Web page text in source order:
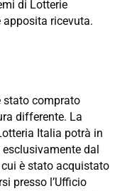
di Lotterie
ricevuta.
stato comprato
differente. La
Italia potrà in
dal
è stato acquistato
presso l’Ufficio